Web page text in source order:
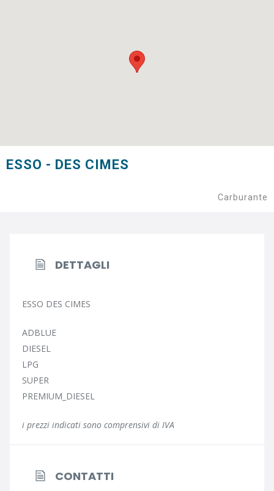
ESSO - DES CIMES
Carburante
DETTAGLI
ESSO DES CIMES
ADBLUE
DIESEL
LPG
SUPER
PREMIUM_DIESEL
i prezzi indicati sono comprensivi di IVA
CONTATTI